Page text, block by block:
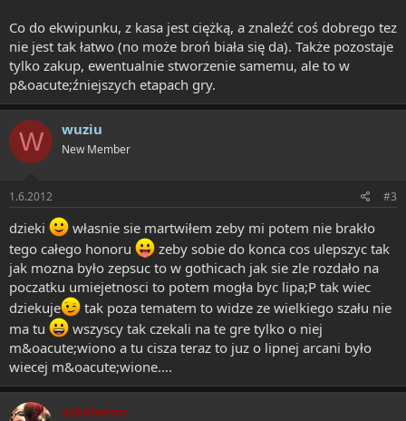
Co do ekwipunku, z kasa jest ciężką, a znaleźć coś dobrego tez
nie jest tak łatwo (no może broń biała się da). Także pozostaje
tylko zakup, ewentualnie stworzenie samemu, ale to w
p&oacute;źniejszych etapach gry.
W wuziu
New Member
1.6.2012 #3
dzieki
własnie sie martwiłem zeby mi potem nie brakło
tego całego honoru
zeby sobie do konca cos ulepszyc tak
jak mozna było zepsuc to w gothicach jak sie zle rozdało na
poczatku umiejetnosci to potem mogła byc lipa;P tak wiec
dziekuje
tak poza tematem to widze ze wielkiego szału nie
ma tu
wszyscy tak czekali na te gre tylko o niej
m&oacute;wiono a tu cisza teraz to juz o lipnej arcani było
wiecej m&oacute;wione....
szkeleton